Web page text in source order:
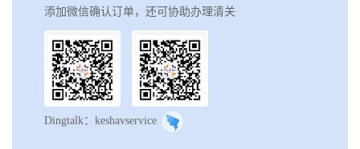
添加微信确认订单，还可协助办理清关
Dingtalk：keshavservice